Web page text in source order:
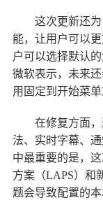
这次更新还
能，让用户可以
户可以选择默认
微软表示，未来
用固定到开始菜单
在修复方面
法、实时字幕、
中最重要的是，
方案（LAPS）和
题会导致配置的